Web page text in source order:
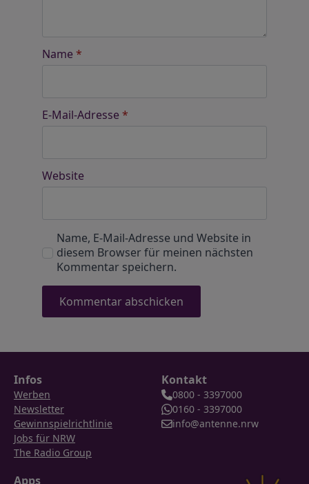
Name *
E-Mail-Adresse *
Website
Name, E-Mail-Adresse und Website in
diesem Browser für meinen nächsten
Kommentar speichern.
Infos
Werben
Newsletter
Gewinnspielrichtlinie
Jobs für NRW
The Radio Group
Kontakt
0800 - 3397000
0160 - 3397000
info@antenne.nrw
Apps